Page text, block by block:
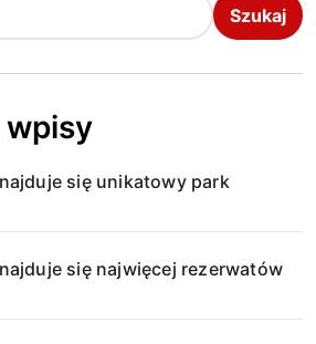
Szukaj
wpisy
się unikatowy park
się najwięcej rezerwatów